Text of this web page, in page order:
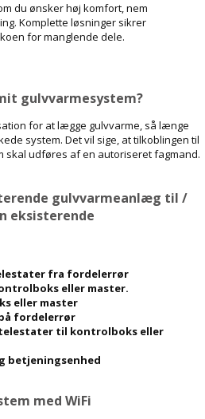
du ønsker høj komfort, nem
Komplette løsninger sikrer
for manglende dele.
gulvvarmesystem?
for at lægge gulvvarme, så længe
system. Det vil sige, at tilkoblingen til
skal udføres af en autoriseret fagmand.
gulvvarmeanlæg til /
eksisterende
fra fordelerrør
eller master.
eller master
fordelerrør
til kontrolboks eller
betjeningsenhed
med WiFi